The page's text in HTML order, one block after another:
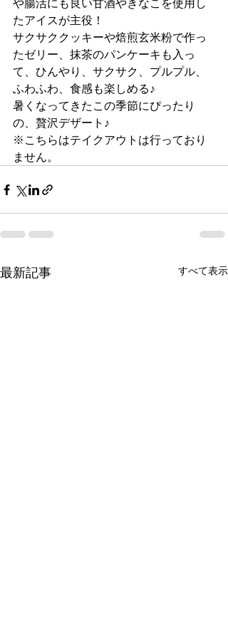
たアイスが主役！
サクサククッキーや焙煎玄米粉で作っ
たゼリー、抹茶のパンケーキも入っ
て、ひんやり、サクサク、プルプル、
ふわふわ、食感も楽しめる♪
暑くなってきたこの季節にぴったり
の、贅沢デザート♪
※こちらはテイクアウトは行っており
ません。
最新記事 すべて表示